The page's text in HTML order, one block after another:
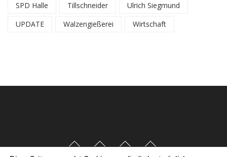
SPD Halle
Tillschneider
Ulrich Siegmund
UPDATE
Walzengießerei Wirtschaft